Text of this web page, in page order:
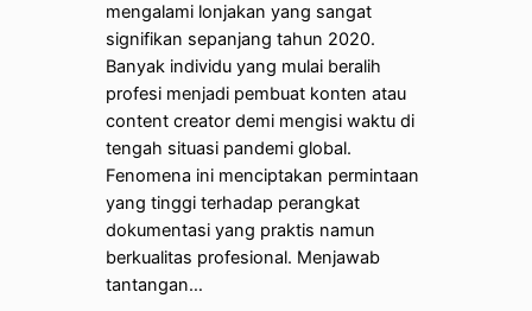
mengalami lonjakan yang sangat
signifikan sepanjang tahun 2020.
Banyak individu yang mulai beralih
profesi menjadi pembuat konten atau
content creator demi mengisi waktu di
tengah situasi pandemi global.
Fenomena ini menciptakan permintaan
yang tinggi terhadap perangkat
dokumentasi yang praktis namun
berkualitas profesional. Menjawab
tantangan…